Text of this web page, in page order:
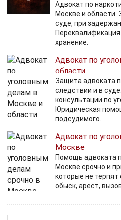
Адвокат по
Москве и области.
суде, при
хранение.
Адвокат по
области
Защита адвоката
следствии и в
консультации по
Юридическая
подсудимого.
Адвокат по
Москве
Помощь адвоката
Москве срочно и
которые не терпят
обыск, арест,